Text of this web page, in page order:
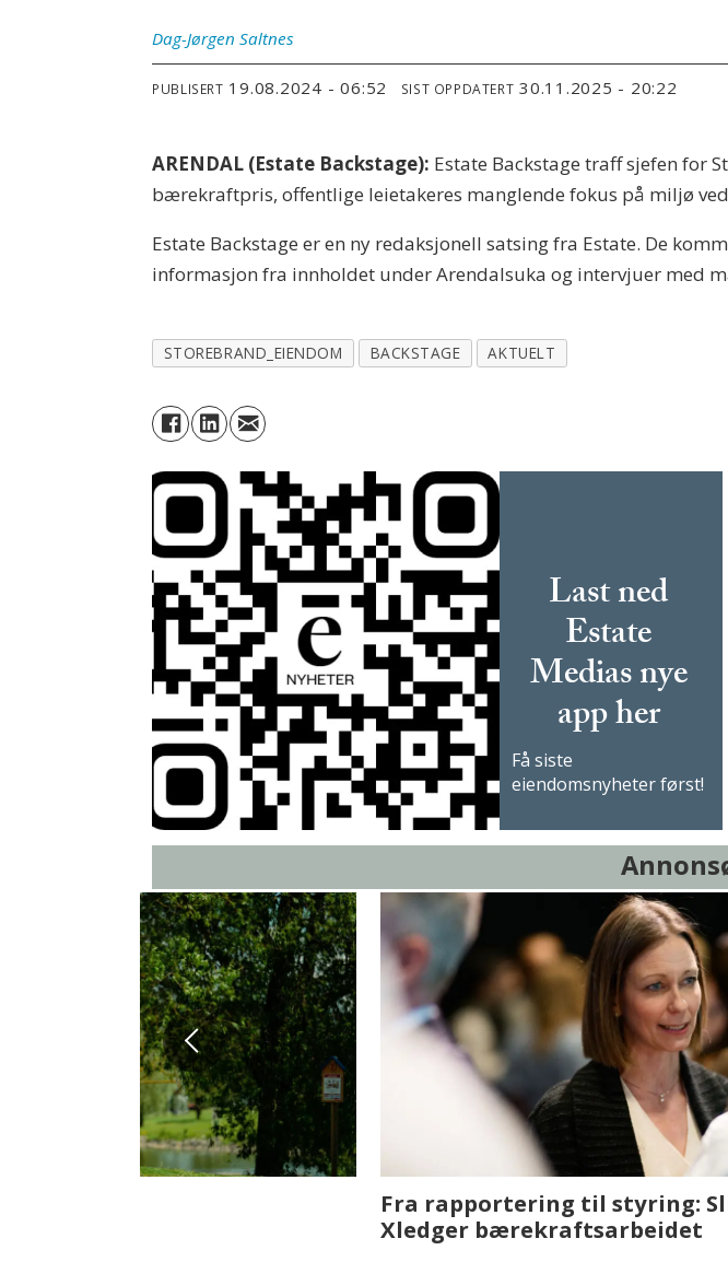
Dag-Jørgen Saltnes
PUBLISERT 19.08.2024 - 06:52 SIST OPPDATERT 30.11.2025 - 20:22
ARENDAL (Estate Backstage): Estate Backstage traff sjefen for
bærekraftpris, offentlige leietakeres manglende fokus på miljø
Estate Backstage er en ny redaksjonell satsing fra Estate. De
informasjon fra innholdet under Arendalsuka og intervjuer med
STOREBRAND_EIENDOM BACKSTAGE AKTUELT
Last ned
Estate
Medias nye
app her
Få siste
eiendomsnyheter først!
Fenistra endrer eiendomsbransjen med AI. Slik